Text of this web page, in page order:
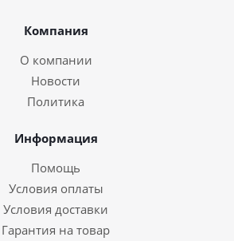
Компания
О компании
Новости
Политика
Информация
Помощь
Условия оплаты
Условия доставки
Гарантия на товар